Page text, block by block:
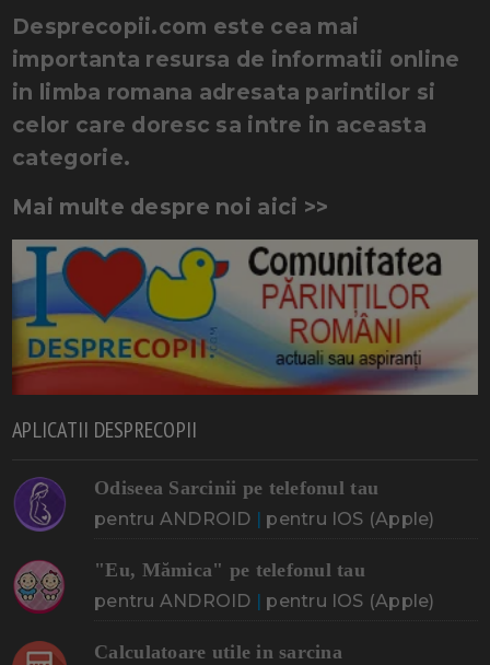
Desprecopii.com este cea mai
importanta resursa de informatii online
in limba romana adresata parintilor si
celor care doresc sa intre in aceasta
categorie.
Mai multe despre noi aici >>
APLICATII DESPRECOPII
Odiseea Sarcinii pe telefonul tau
pentru ANDROID | pentru IOS (Apple)
"Eu, Mămica" pe telefonul tau
pentru ANDROID | pentru IOS (Apple)
Calculatoare utile in sarcina